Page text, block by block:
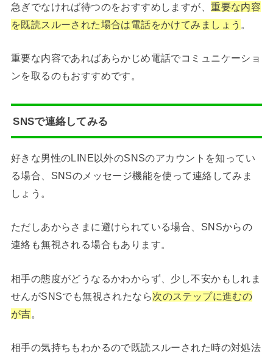
急ぎでなければ待つのをおすすめしますが、重要な内容
を既読スルーされた場合は電話をかけてみましょう 。
重要な内容であればあらかじめ電話でコミュニケーショ
ンを取るのもおすすめです。
SNSで連絡してみる
好きな男性のLINE以外のSNSのアカウントを知ってい
る場合、SNSのメッセージ機能を使って連絡してみま
しょう。
ただしあからさまに避けられている場合、SNSからの
連絡も無視される場合もあります。
相手の態度がどうなるかわからず、少し不安かもしれま
せんがSNSでも無視されたなら次のステップに進むの
が吉
相手の気持ちもわかるので既読スルーされた時の対処法